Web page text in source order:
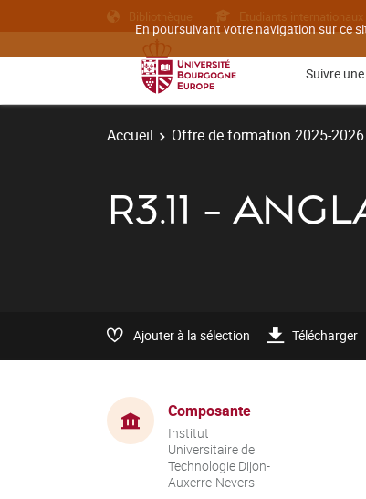
En poursuivant votre navigation sur ce
Bibliothèque Etudiants internationaux
Suivre
Accueil Offre de formation 2025-2026
R3.11 -
Ajouter à la sélection Télécharger
Composante
Institut
Universitaire de
Technologie Dijon-
Auxerre-Nevers